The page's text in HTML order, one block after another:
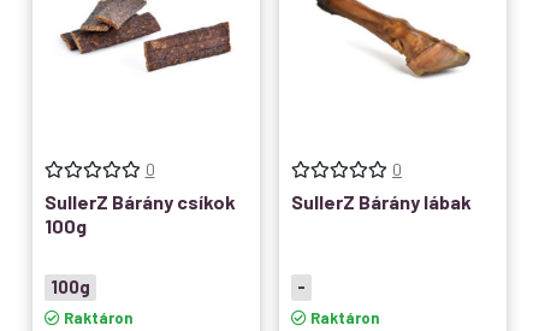
0
SullerZ Bárány csíkok
100g
100g
Raktáron
0
SullerZ Bárány lábak
-
Raktáron